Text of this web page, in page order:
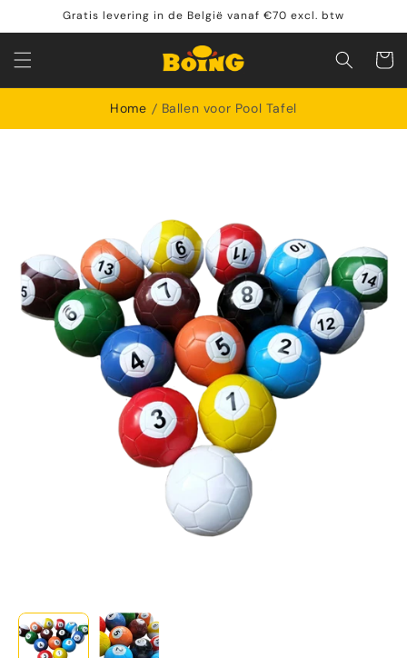
naar de
content
Gratis levering in de België vanaf €70 excl. btw
Home Ballen voor Pool Tafel